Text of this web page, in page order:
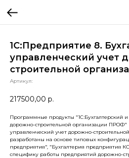
1С:Предприятие 8.
управленческий учет
строительной
Артикул:
217500,00 р.
Программные продукты "1С:Бухгалтерский
дорожно-строительной организации ПРОФ"
управленческий учет дорожно-
разработаны на основе типовых
предприятия", "Бухгалтерия предприятия
специфику работы предприятий дорожно-